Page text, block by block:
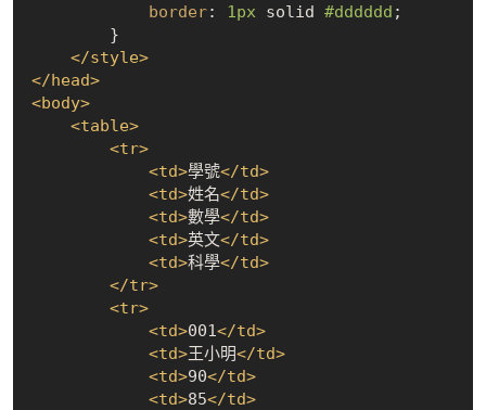
border: 1px solid #dddddd ;
</style>
</head>
<body>
<table>
<tr>
<td>學號</td>
<td>姓名</td>
<td>數學</td>
<td>英文</td>
<td>科學</td>
</tr>
<tr>
<td>001</td>
<td>王小明</td>
<td>90</td>
<td>85</td>